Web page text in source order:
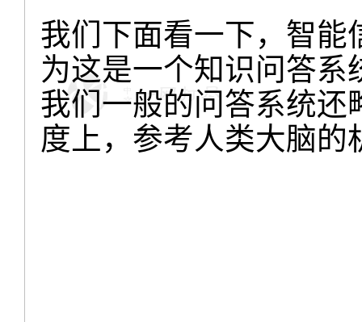
我们下面看一下，智能
为这是一个知识问答
我们一般的问答系统还
度上，参考人类大脑的